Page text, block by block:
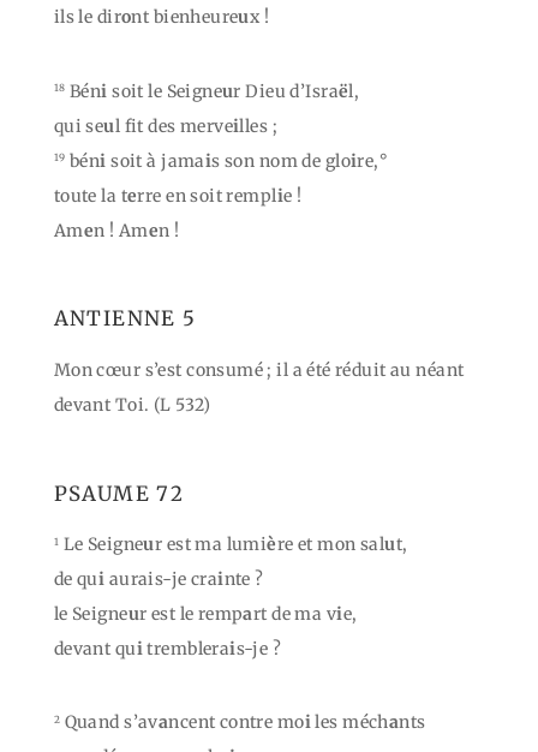
ils le diront bienheureux !
18 Béni soit le Seigneur Dieu d’Israël,
qui seul fit des merveilles ;
19 béni soit à jamais son nom de gloire,°
toute la terre en soit remplie !
Amen ! Amen !
ANTIENNE 5
Mon cœur s’est consumé ; il a été réduit au néant
devant Toi. (L 532)
PSAUME 72
1 Le Seigneur est ma lumière et mon salut,
de qui aurais-je crainte ?
le Seigneur est le rempart de ma vie,
devant quitremblerais-je ?
2 Quand s’avancent contre moiles méchants